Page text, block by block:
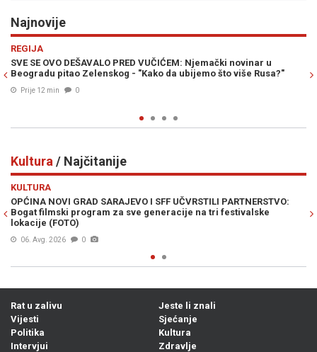
Najnovije
novinar u
više Rusa?"
HILL PROGOVORIO O TAJNOJ SARADNJI VUČIĆA I
"Srbija je slala municiju u Ukrajinu, sada se u igri
Kultura / Najčitanije
POSEBAN PROGRAM SFF-a POSVEĆEN BÉLI TARRU:
stižu filmovi njegovih najuspješnijih studenata
Rat u zalivu
Vijesti
Politika
Intervjui
Jeste li znali
Sjećanje
Kultura
Zdravlje